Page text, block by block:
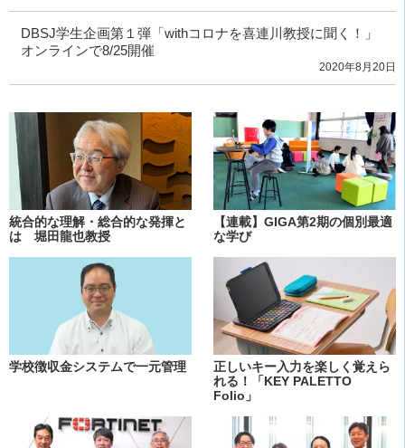
DBSJ学生企画第１弾「withコロナを喜連川教授に聞く！」
オンラインで8/25開催
2020年8月20日
統合的な理解・総合的な発揮と
は 堀田龍也教授
【連載】GIGA第2期の個別最適
な学び
学校徴収金システムで一元管理
正しいキー入力を楽しく覚えら
れる！「KEY PALETTO
Folio」